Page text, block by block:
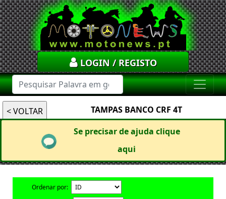
LOGIN / REGISTO
TAMPAS BANCO CRF 4T
Se precisar de ajuda clique
aqui
Ordenar por: